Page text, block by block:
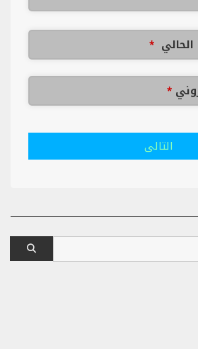
*
*
التالى